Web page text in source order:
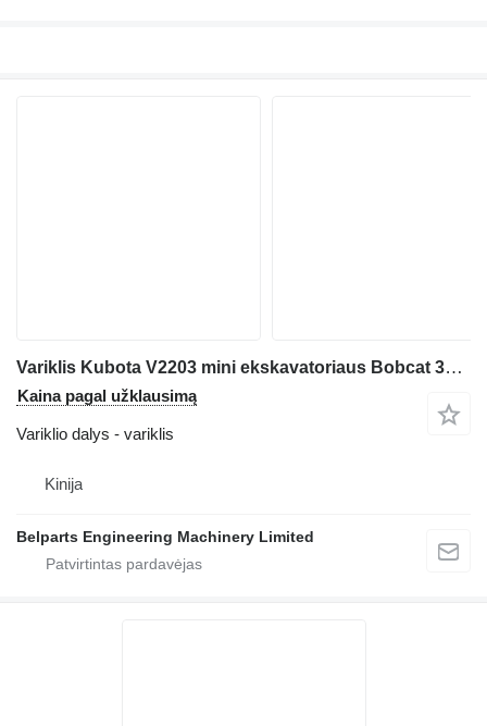
Variklis Kubota V2203 mini ekskavatoriaus Bobcat 331 C D G E 334 337 341 E42 E45
Kaina pagal užklausimą
Variklio dalys - variklis
Kinija
Belparts Engineering Machinery Limited